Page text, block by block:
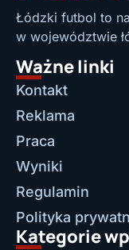
Łódzki futbol to
w województwie
Ważne linki
Kontakt
Reklama
Praca
Wyniki
Regulamin
Polityka
Kategorie